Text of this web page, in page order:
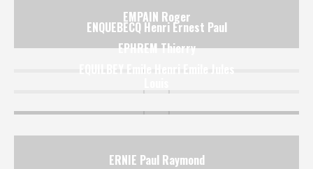
EMPAIN Roger
ENQUEBECQ Henri Ernest Paul
EPHREM Thierry
EQUILBEY Emile Henri Emile Jules
ERNIE Paul Raymond